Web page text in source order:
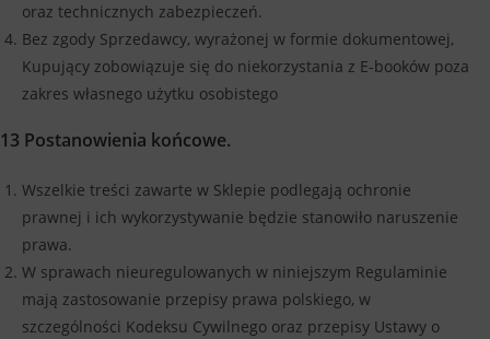
oraz technicznych zabezpieczeń.
Bez zgody Sprzedawcy, wyrażonej w formie dokumentowej,
Kupujący zobowiązuje się do niekorzystania z E-booków poza
zakres własnego użytku osobistego
13 Postanowienia końcowe.
Wszelkie treści zawarte w Sklepie podlegają ochronie
prawnej i ich wykorzystywanie będzie stanowiło naruszenie
prawa.
W sprawach nieuregulowanych w niniejszym Regulaminie
mają zastosowanie przepisy prawa polskiego, w
szczególności Kodeksu Cywilnego oraz przepisy Ustawy o